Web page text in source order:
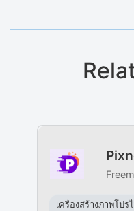
เครื่องสร้างภาพโปร